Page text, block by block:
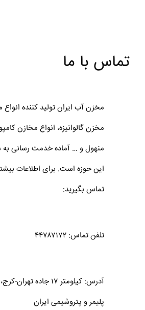
تماس با ما
مخزن آب ایران تولید کننده
مخزن گالوانیزه، انواع مخازن
منهول و … آماده خدمت رسانی به
این حوزه است. برای اطلاعات
تماس بگیرید:
تلفن تماس: ۴۴۷۸۷۱۷۲
آدرس: کیلومتر ۱۷ جاده
پلیمر و پتروشیمی ایران